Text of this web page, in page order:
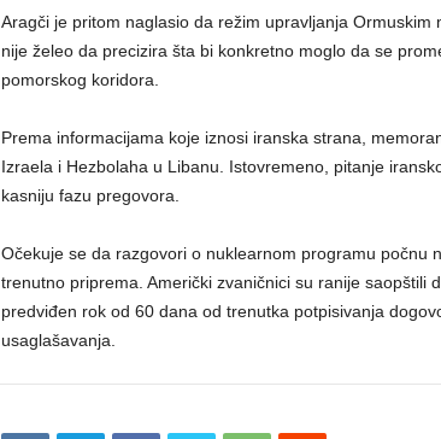
Aragči je pritom naglasio da režim upravljanja Ormuskim
nije želeo da precizira šta bi konkretno moglo da se
pomorskog koridora.
Prema informacijama koje iznosi iranska strana,
Izraela i Hezbolaha u Libanu. Istovremeno, pitanje
kasniju fazu pregovora.
Očekuje se da razgovori o nuklearnom programu počnu
trenutno priprema. Američki zvaničnici su ranije saopštili
predviđen rok od 60 dana od trenutka potpisivanja
usaglašavanja.